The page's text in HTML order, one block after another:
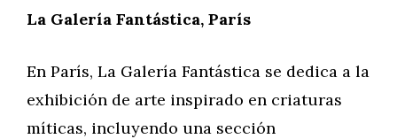
La Galería Fantástica, París
En París, La Galería Fantástica se dedica a la
exhibición de arte inspirado en criaturas
míticas, incluyendo una sección